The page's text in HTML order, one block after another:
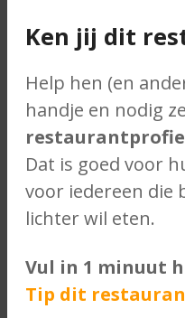
Ken jij dit
Help hen (en
handje en nodig
Dat is goed voor
voor iedereen die
lichter wil eten.
Vul in 1 minuut
Tip dit